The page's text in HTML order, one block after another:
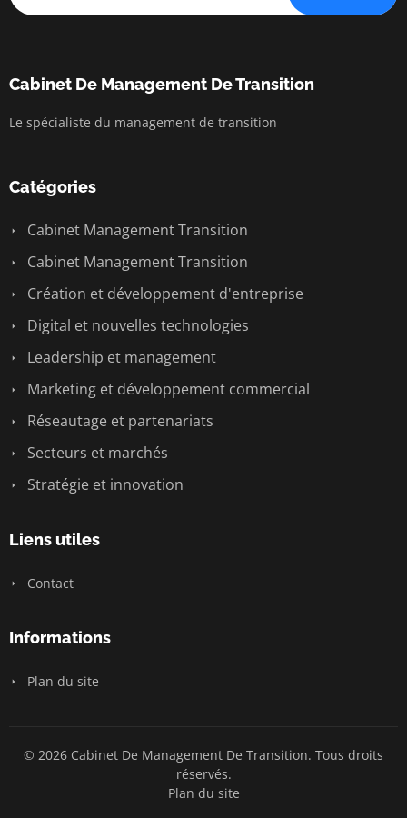
Cabinet De Management De Transition
Le spécialiste du management de transition
Catégories
Cabinet Management Transition
Cabinet Management Transition
Création et développement d'entreprise
Digital et nouvelles technologies
Leadership et management
Marketing et développement commercial
Réseautage et partenariats
Secteurs et marchés
Stratégie et innovation
Liens utiles
Contact
Informations
Plan du site
© 2026 Cabinet De Management De Transition. Tous droits
réservés.
Plan du site